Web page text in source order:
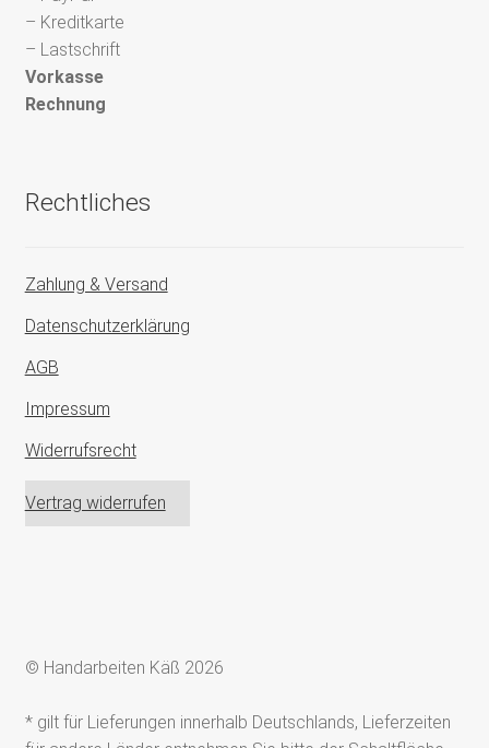
– Kreditkarte
– Lastschrift
Vorkasse
Rechnung
Rechtliches
Zahlung & Versand
Datenschutzerklärung
AGB
Impressum
Widerrufsrecht
Vertrag widerrufen
© Handarbeiten Käß 2026
* gilt für Lieferungen innerhalb Deutschlands, Lieferzeiten